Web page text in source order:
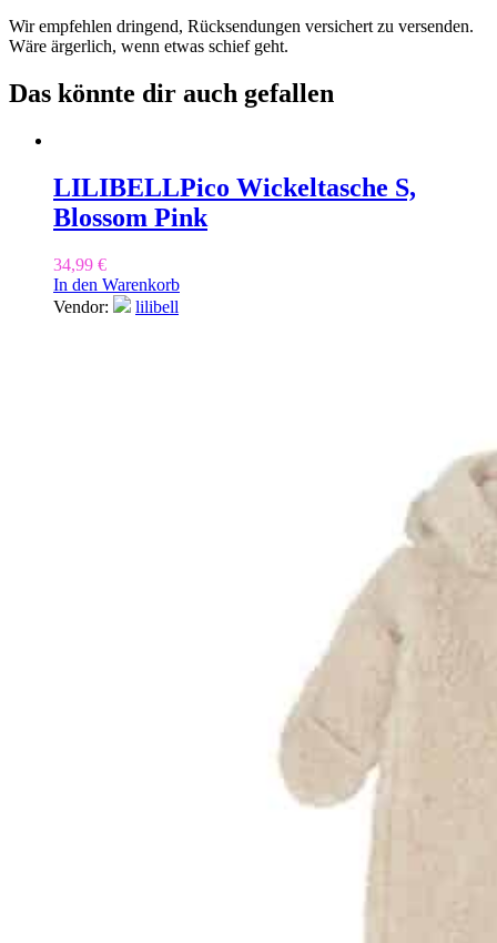
Wir empfehlen dringend, Rücksendungen versichert zu versenden.
Wäre ärgerlich, wenn etwas schief geht.
Das könnte dir auch gefallen
LILIBELLPico Wickeltasche S,
Blossom Pink
34,99 €
In den Warenkorb
Vendor:
lilibell